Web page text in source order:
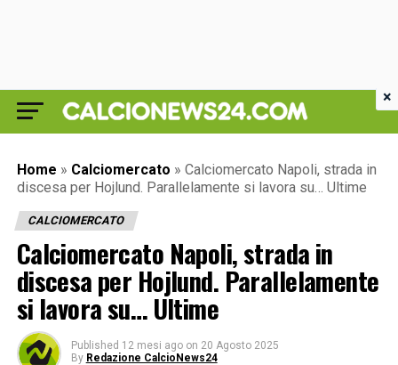
Home » Calciomercato » Calciomercato Napoli, strada in
discesa per Hojlund. Parallelamente si lavora su… Ultime
CALCIOMERCATO
Calciomercato Napoli, strada in
discesa per Hojlund. Parallelamente
si lavora su… Ultime
Published 12 mesi ago on 20 Agosto 2025
By Redazione CalcioNews24
×